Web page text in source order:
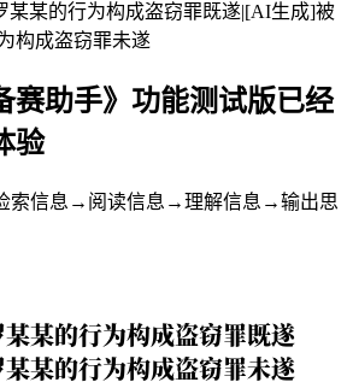
某某的行为构成盗窃罪既遂|[AI生成]被
构成盗窃罪未遂
赛助手》功能测试版已经
验
索信息→阅读信息→理解信息→输出思
某的行为构成盗窃罪既遂
某的行为构成盗窃罪未遂